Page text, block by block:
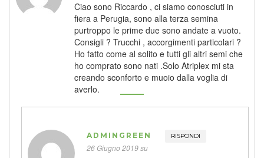
Ciao sono Riccardo , ci siamo conosciuti in
fiera a Perugia, sono alla terza semina
purtroppo le prime due sono andate a vuoto.
Consigli ? Trucchi , accorgimenti particolari ?
Ho fatto come al solito e tutti gli altri semi che
ho comprato sono nati .Solo Atriplex mi sta
creando sconforto e muoio dalla voglia di
averlo.
ADMINGREEN RISPONDI
26 Giugno 2019 su